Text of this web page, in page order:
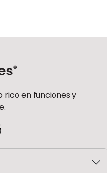
rico en funciones y